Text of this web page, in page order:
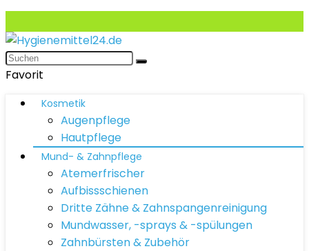
Favorit
Kosmetik
Augenpflege
Hautpflege
Mund- & Zahnpflege
Atemerfrischer
Aufbissschienen
Dritte Zähne & Zahnspangenreinigung
Mundwasser, -sprays & -spülungen
Zahnbürsten & Zubehör